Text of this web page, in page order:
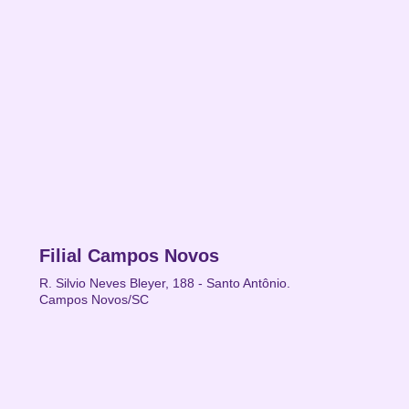
Filial Campos Novos
R. Silvio Neves Bleyer, 188 - Santo Antônio.
Campos Novos/SC